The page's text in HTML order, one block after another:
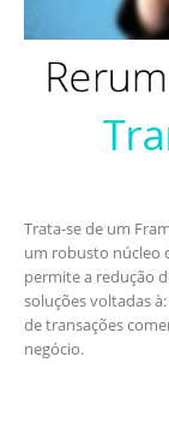
Trata-se de um
um robusto núcleo
permite a redução
soluções voltadas
de transações
negócio.